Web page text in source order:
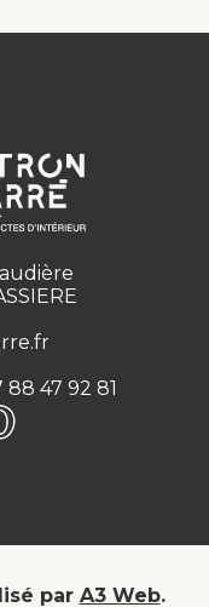
47 92 81
Instagram
sur LinkedIn
nous sur
par A3 Web.